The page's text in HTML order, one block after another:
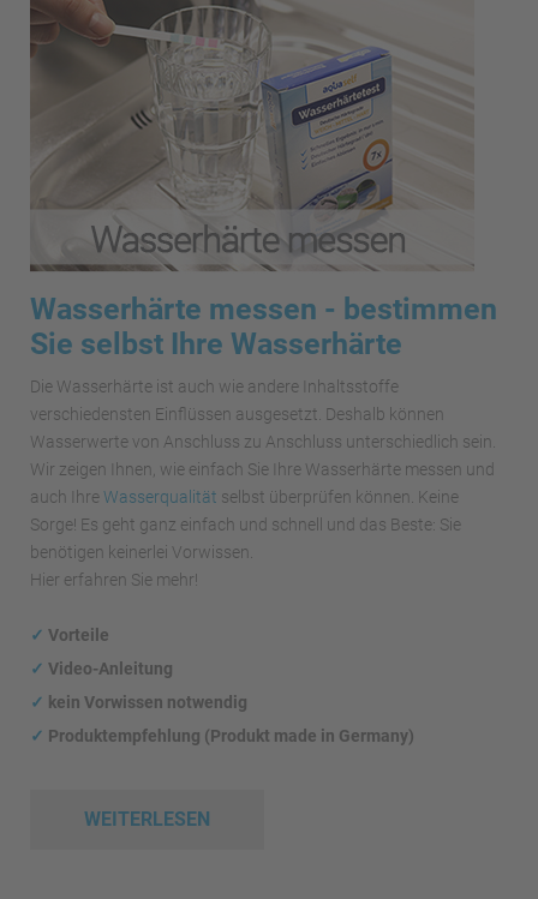
Wasserhärte messen - bestimmen
Sie selbst Ihre Wasserhärte
Die Wasserhärte ist auch wie andere Inhaltsstoffe
verschiedensten Einflüssen ausgesetzt. Deshalb können
Wasserwerte von Anschluss zu Anschluss unterschiedlich sein.
Wir zeigen Ihnen, wie einfach Sie Ihre Wasserhärte messen und
auch IhreWasserqualität selbst überprüfen können. Keine
Sorge! Es geht ganz einfach und schnell und das Beste: Sie
benötigen keinerlei Vorwissen.
Hier erfahren Sie mehr!
✓ Vorteile
✓ Video-Anleitung
✓ kein Vorwissen notwendig
✓ Produktempfehlung (Produkt made in Germany)
WEITERLESEN